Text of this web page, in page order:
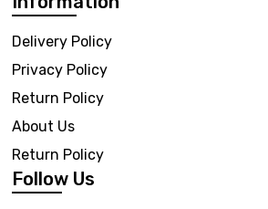
Delivery Policy
Privacy Policy
Return Policy
About Us
Return Policy
Follow Us